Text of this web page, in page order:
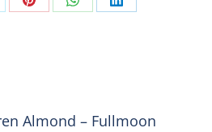
Share Share Share
Almond – Fullmoon